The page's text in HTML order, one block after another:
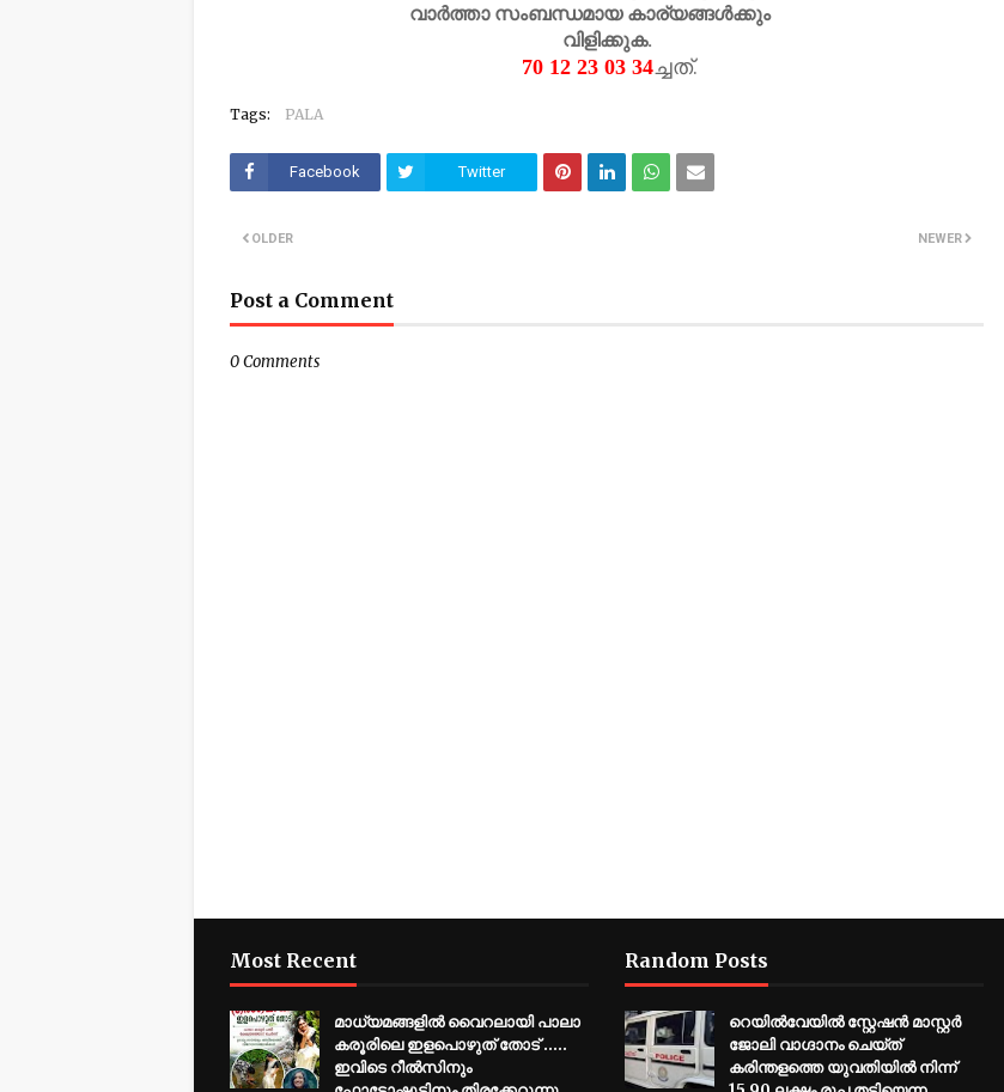
വാർത്താ സംബന്ധമായ കാര്യങ്ങൾക്കും
വിളിക്കുക.
70 12 23 03 34ച്ചത്.
Tags: PALA
Facebook Twitter
NEWER
OLDER
Post a Comment
0 Comments
Most Recent
മാധ്യമങ്ങളിൽ വൈറലായി പാലാ
കരൂരിലെ ഇളപൊഴുത് തോട് .....
ഇവിടെ റീൽസിനും
Random Posts
റെയിൽവേയിൽ സ്റ്റേഷൻ മാസ്റ്റർ
ജോലി വാഗ്ദാനം ചെയ്ത്
കരിന്തളത്തെ യുവതിയിൽ നിന്ന്